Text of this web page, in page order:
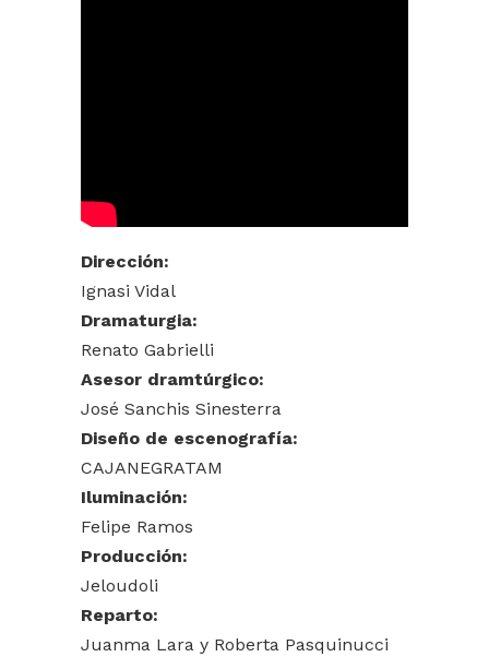
Dirección:
Ignasi Vidal
Dramaturgia:
Renato Gabrielli
Asesor dramtúrgico:
José Sanchis Sinesterra
Diseño de escenografía:
CAJANEGRATAM
Iluminación:
Felipe Ramos
Producción:
Jeloudoli
Reparto:
Juanma Lara y Roberta Pasquinucci